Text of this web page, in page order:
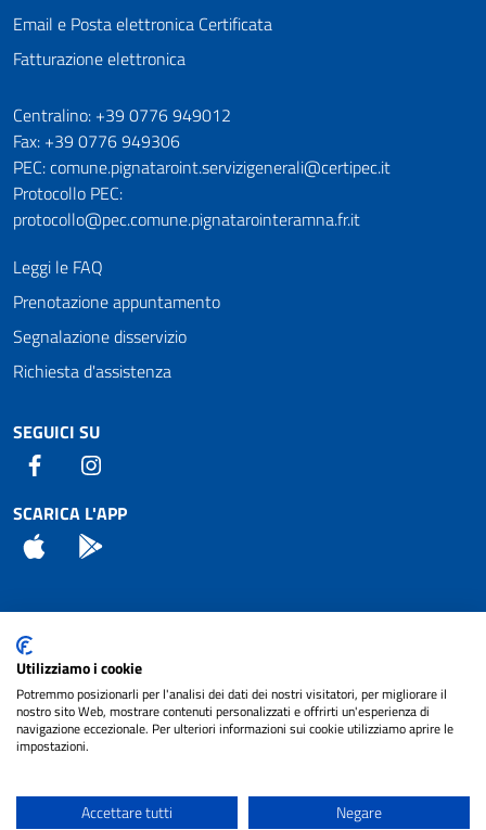
Email e Posta elettronica Certificata
Fatturazione elettronica
Numeri utili
Centralino: +39 0776 949012
Fax: +39 0776 949306
PEC: comune.pignataroint.servizigenerali@certipec.it
Protocollo PEC:
protocollo@pec.comune.pignatarointeramna.fr.it
Leggi le FAQ
Prenotazione appuntamento
Segnalazione disservizio
Richiesta d'assistenza
SEGUICI SU
Facebook
SCARICA L'APP
App Store
Attuazione Misure PNRR
Piano di miglioramento del sito
Note legali
cura diNET SMART
Utilizziamo i cookie
Potremmo posizionarli per l'analisi dei dati dei nostri visitatori, per migliorare il
nostro sito Web, mostrare contenuti personalizzati e offrirti un'esperienza di
navigazione eccezionale. Per ulteriori informazioni sui cookie utilizziamo aprire le
impostazioni.
Accettare tutti Negare